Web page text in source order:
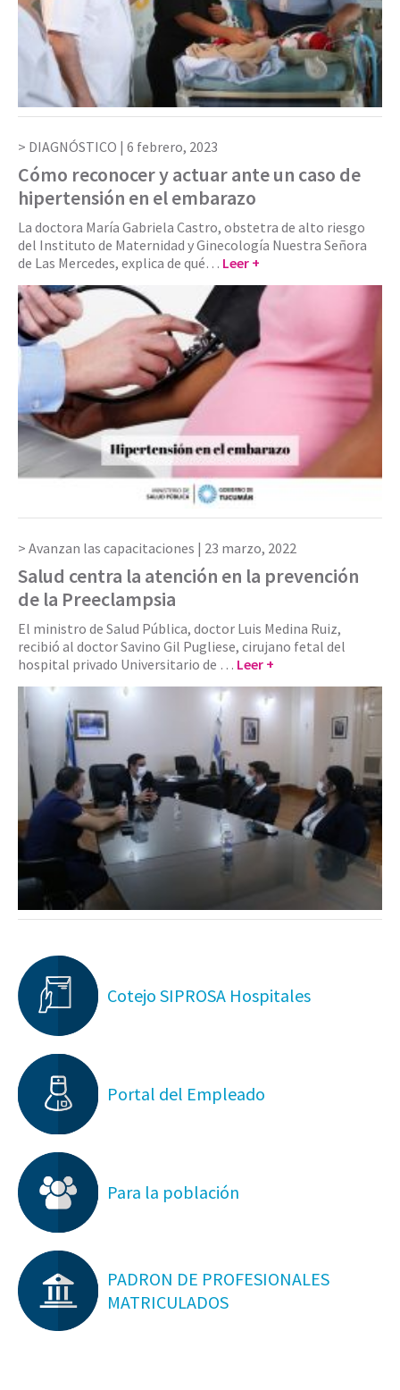
DIAGNÓSTICO | 6 febrero, 2023
Cómo reconocer y actuar ante un caso de
hipertensión en el embarazo
La doctora María Gabriela Castro, obstetra de alto riesgo
del Instituto de Maternidad y Ginecología Nuestra Señora
de Las Mercedes, explica de qué… Leer +
Avanzan las capacitaciones | 23 marzo, 2022
Salud centra la atención en la prevención
de la Preeclampsia
El ministro de Salud Pública, doctor Luis Medina Ruiz,
recibió al doctor Savino Gil Pugliese, cirujano fetal del
hospital privado Universitario de … Leer +
Cotejo SIPROSA Hospitales
Portal del Empleado
Para la población
PADRON DE PROFESIONALES
MATRICULADOS